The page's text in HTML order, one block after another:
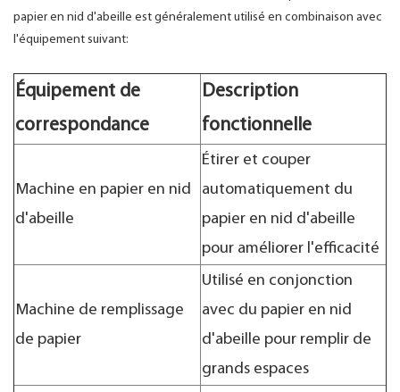
papier en nid d'abeille est généralement utilisé en combinaison avec
l'équipement suivant:
Équipement de
correspondance
Description
fonctionnelle
Machine en papier en nid
d'abeille
Étirer et couper
automatiquement du
papier en nid d'abeille
pour améliorer l'efficacité
Machine de remplissage
de papier
Utilisé en conjonction
avec du papier en nid
d'abeille pour remplir de
grands espaces